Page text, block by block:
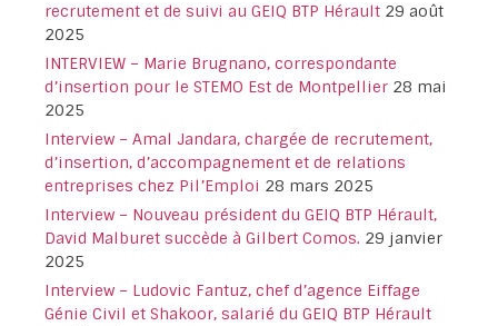
recrutement et de suivi au GEIQ BTP Hérault 29 août
2025
INTERVIEW – Marie Brugnano, correspondante
d’insertion pour le STEMO Est de Montpellier 28 mai
2025
Interview – Amal Jandara, chargée de recrutement,
d’insertion, d’accompagnement et de relations
entreprises chez Pil’Emploi 28 mars 2025
Interview – Nouveau président du GEIQ BTP Hérault,
David Malburet succède à Gilbert Comos. 29 janvier
2025
Interview – Ludovic Fantuz, chef d’agence Eiffage
Génie Civil et Shakoor, salarié du GEIQ BTP Hérault